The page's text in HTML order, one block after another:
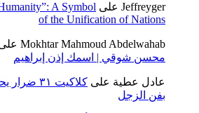
Jeffreyger على A Symbol
of the Unification of Nations
Mokhtar Mahmoud Abdelwahab
محسن شوقي | اسمك إذن إبراهيم
عادل عطية على
كلاكيت
بفن الزجل